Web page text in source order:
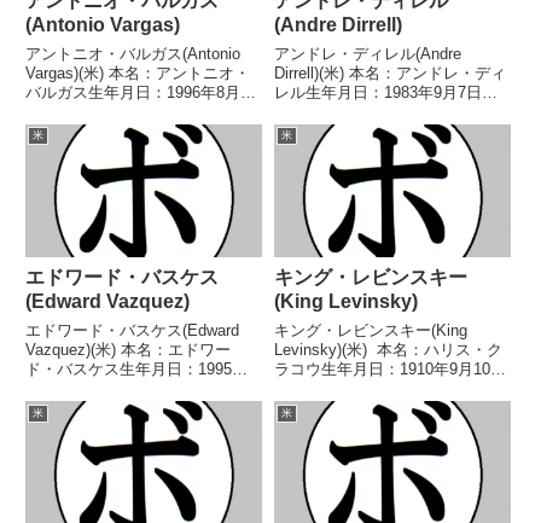
(Antonio Vargas)
アントニオ・バルガス(Antonio
Vargas)(米) 本名：アントニオ・
バルガス生年月日：1996年8月15
(11KO)2敗1分1無効試合 【獲得タ
イトル】2013年度クリッチコ・
ブ​​ラザーズ・トーナメン...
(Andre Dirrell)
アンドレ・ディレル(Andre
Dirrell)(米) 本名：アンドレ・ディ
レル生年月日：1983年9月7日国
敗 【獲得タイトル】2001年度全
米選手権フェザー級優勝(アマチ
ュア)2003年度全米選手権...
米
エドワード・バスケス
(Edward Vazquez)
エドワード・バスケス(Edward
Vazquez)(米) 本名：エドワー
ド・バスケス生年月日：1995年9
(6KO)3敗1無効試合 【獲得タイト
ル】WBC米国(USNBC)フェザー
級王座WBC米国(USN...
米
キング・レビンスキー
(King Levinsky)
キング・レビンスキー(King
Levinsky)(米) 本名：ハリス・ク
ラコウ生年月日：1910年9月10日
(40KO)35敗7分2無判定 【獲得タ
イトル】なし 【戦歴】
1928/07/13 ●4R判定 ...
米 米